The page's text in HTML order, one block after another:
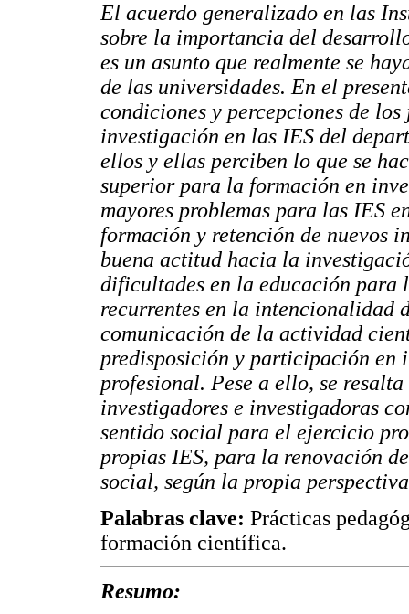
El acuerdo generalizado en las
sobre la importancia del
es un asunto que realmente se
de las universidades. En el
condiciones y percepciones de
investigación en las IES del
ellos y ellas perciben lo que se
superior para la formación en
mayores problemas para las IES
formación y retención de nuevos
buena actitud hacia la
dificultades en la educación para
recurrentes en la intencionalidad
comunicación de la actividad
predisposición y participación en
profesional. Pese a ello, se
investigadores e investigadoras
sentido social para el ejercicio
propias IES, para la renovación
social, según la propia
Palabras clave: Prácticas
formación científica.
Resumo: